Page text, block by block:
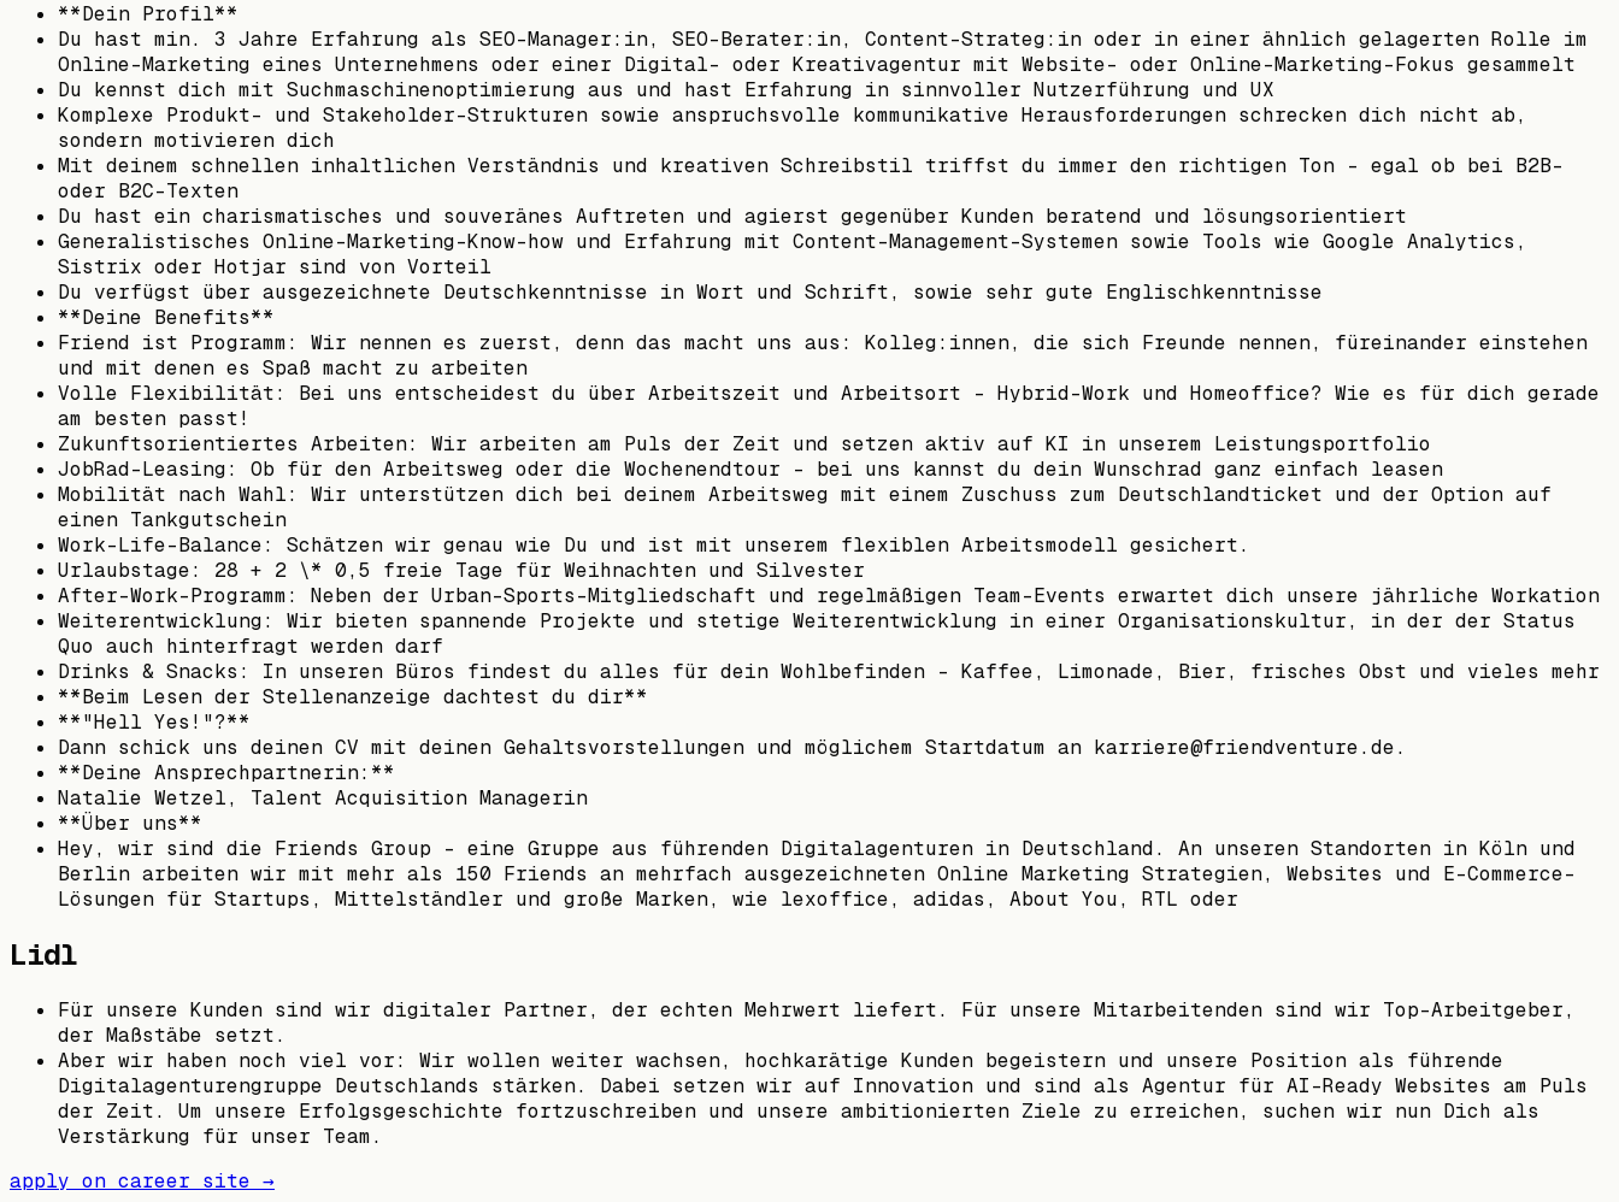
**Dein Profil**
Du hast min. 3 Jahre Erfahrung als SEO-Manager:in, SEO-Berater:in, Content-Strateg:in oder in einer ähnlich gelagerten Rolle im
Online-Marketing eines Unternehmens oder einer Digital- oder Kreativagentur mit Website- oder Online-Marketing-Fokus gesammelt
Du kennst dich mit Suchmaschinenoptimierung aus und hast Erfahrung in sinnvoller Nutzerführung und UX
Komplexe Produkt- und Stakeholder-Strukturen sowie anspruchsvolle kommunikative Herausforderungen schrecken dich nicht ab,
sondern motivieren dich
Mit deinem schnellen inhaltlichen Verständnis und kreativen Schreibstil triffst du immer den richtigen Ton – egal ob bei B2B-
oder B2C-Texten
Du hast ein charismatisches und souveränes Auftreten und agierst gegenüber Kunden beratend und lösungsorientiert
Generalistisches Online-Marketing-Know-how und Erfahrung mit Content-Management-Systemen sowie Tools wie Google Analytics,
Sistrix oder Hotjar sind von Vorteil
Du verfügst über ausgezeichnete Deutschkenntnisse in Wort und Schrift, sowie sehr gute Englischkenntnisse
**Deine Benefits**
Friend ist Programm: Wir nennen es zuerst, denn das macht uns aus: Kolleg:innen, die sich Freunde nennen, füreinander einstehen
und mit denen es Spaß macht zu arbeiten
Volle Flexibilität: Bei uns entscheidest du über Arbeitszeit und Arbeitsort – Hybrid-Work und Homeoffice? Wie es für dich gerade
am besten passt!
Zukunftsorientiertes Arbeiten: Wir arbeiten am Puls der Zeit und setzen aktiv auf KI in unserem Leistungsportfolio
JobRad-Leasing: Ob für den Arbeitsweg oder die Wochenendtour – bei uns kannst du dein Wunschrad ganz einfach leasen
Mobilität nach Wahl: Wir unterstützen dich bei deinem Arbeitsweg mit einem Zuschuss zum Deutschlandticket und der Option auf
einen Tankgutschein
Work-Life-Balance: Schätzen wir genau wie Du und ist mit unserem flexiblen Arbeitsmodell gesichert.
Urlaubstage: 28 + 2 \* 0,5 freie Tage für Weihnachten und Silvester
After-Work-Programm: Neben der Urban-Sports-Mitgliedschaft und regelmäßigen Team-Events erwartet dich unsere jährliche Workation
Weiterentwicklung: Wir bieten spannende Projekte und stetige Weiterentwicklung in einer Organisationskultur, in der der Status
Quo auch hinterfragt werden darf
Drinks & Snacks: In unseren Büros findest du alles für dein Wohlbefinden – Kaffee, Limonade, Bier, frisches Obst und vieles mehr
**Beim Lesen der Stellenanzeige dachtest du dir**
**"Hell Yes!"?**
Dann schick uns deinen CV mit deinen Gehaltsvorstellungen und möglichem Startdatum an karriere@friendventure.de.
**Deine Ansprechpartnerin:**
Natalie Wetzel, Talent Acquisition Managerin
**Über uns**
Hey, wir sind die Friends Group – eine Gruppe aus führenden Digitalagenturen in Deutschland. An unseren Standorten in Köln und
Berlin arbeiten wir mit mehr als 150 Friends an mehrfach ausgezeichneten Online Marketing Strategien, Websites und E-Commerce-
Lösungen für Startups, Mittelständler und große Marken, wie lexoffice, adidas, About You, RTL oder
Lidl
Für unsere Kunden sind wir digitaler Partner, der echten Mehrwert liefert. Für unsere Mitarbeitenden sind wir Top-Arbeitgeber,
der Maßstäbe setzt.
Aber wir haben noch viel vor: Wir wollen weiter wachsen, hochkarätige Kunden begeistern und unsere Position als führende
Digitalagenturengruppe Deutschlands stärken. Dabei setzen wir auf Innovation und sind als Agentur für AI-Ready Websites am Puls
der Zeit. Um unsere Erfolgsgeschichte fortzuschreiben und unsere ambitionierten Ziele zu erreichen, suchen wir nun Dich als
Verstärkung für unser Team.
apply on career site →